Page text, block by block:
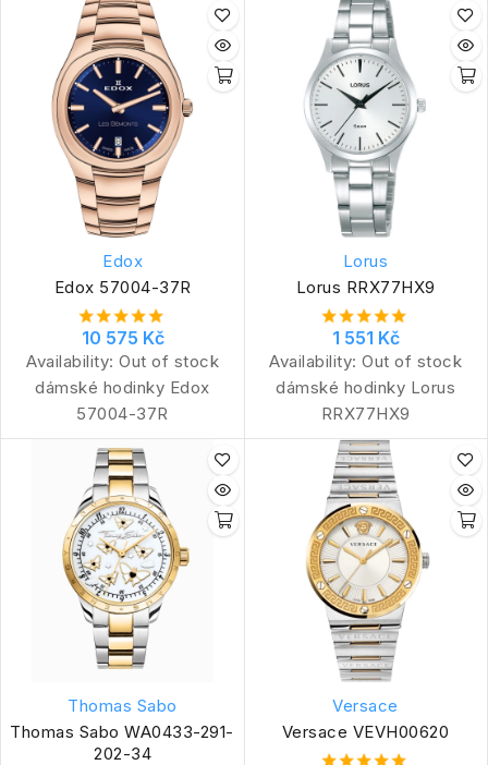
Edox
Edox 57004-37R
10 575 Kč
Availability: Out of stock
dámské hodinky Edox
57004-37R
Lorus
Lorus RRX77HX9
1 551 Kč
Availability: Out of stock
dámské hodinky Lorus
RRX77HX9
Thomas Sabo
Thomas Sabo WA0433-291-
202-34
Versace
Versace VEVH00620